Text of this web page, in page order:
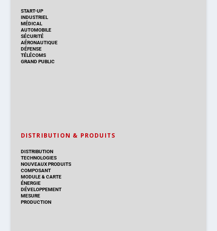
START-UP
INDUSTRIEL
MÉDICAL
AUTOMOBILE
SÉCURITÉ
AÉRONAUTIQUE
DÉFENSE
TÉLÉCOMS
GRAND PUBLIC
DISTRIBUTION & PRODUITS
DISTRIBUTION
TECHNOLOGIES
NOUVEAUX PRODUITS
COMPOSANT
MODULE & CARTE
ÉNERGIE
DÉVELOPPEMENT
MESURE
PRODUCTION